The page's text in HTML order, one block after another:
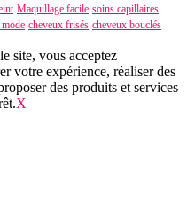
Maquillage facile soins capillaires
cheveux frisés cheveux bouclés
site, vous acceptez
votre expérience, réaliser des
des produits et services
X